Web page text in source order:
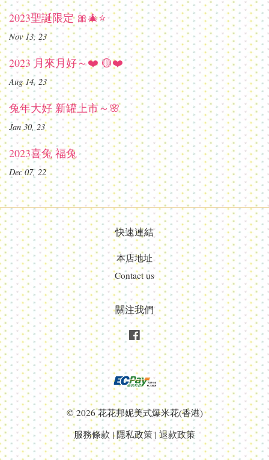
2023聖誕限定 🎀🎄⭐
Nov 13, 23
2023 月來月好～❤️ 🟡❤️
Aug 14, 23
兔年大好 新罐上市～🌸
Jan 30, 23
2023喜兔 福兔
Dec 07, 22
快速連結
本店地址
Contact us
關注我們
Facebook
© 2026 花花邦妮美式爆米花(香港)
服務條款 |隱私政策|退款政策